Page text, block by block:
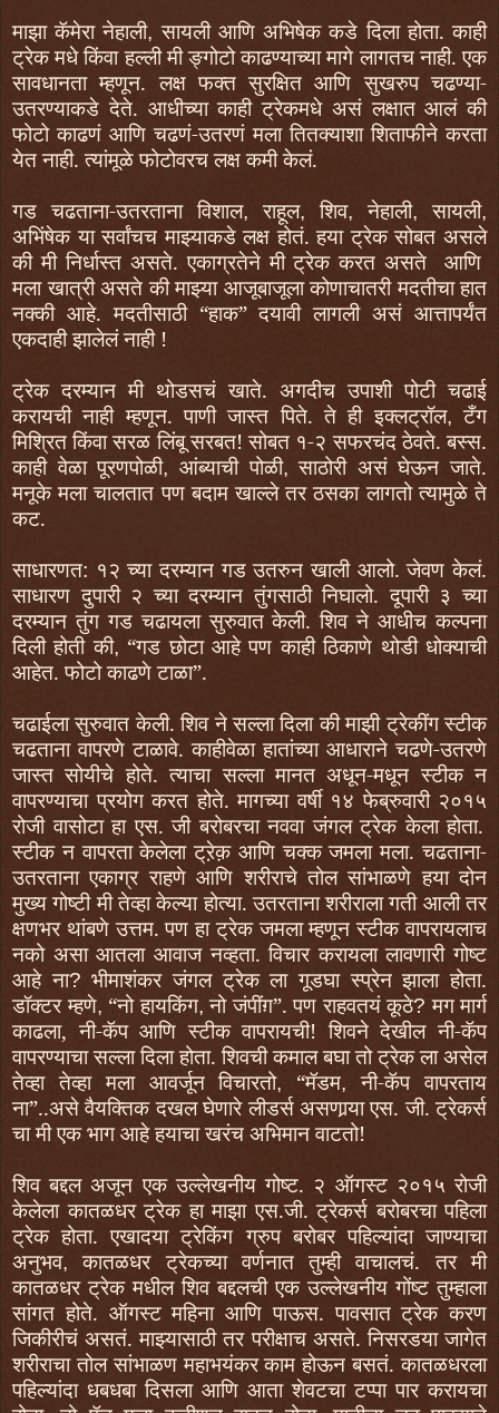
माझा कॅमेरा नेहाली,सायली आणि अभिषेक कडे दिला होता. काही
ट्रेक मधे किंवा हल्ली मी ङ्गोटो काढण्याच्या मागे लागतच नाही. एक
सावधानता म्हणून. लक्षफक्त सुरक्षित आणि सुखरुप चढण्या-
उतरण्याकडे देते. आधीच्या काही ट्रेकमधे असं लक्षात आलं की
फोटो काढणं आणि चढणं-उतरणं मला तितक्याशा शिताफीने करता
येत नाही. त्यांमूळेफोटोवरच लक्ष कमी केलं.
गड चढताना-उतरताना विशाल,राहूल,शिव,नेहाली,सायली,
अभिंषेक यासर्वांचचमाझ्याकडे लक्ष होतं. हया ट्रेक सोबत असले
की मी निर्धास्त असते. एकाग्रतेने मी ट्रेक करत असते आणि
मला खात्री असते की माझ्या आजूबाजूला कोणाचातरी मदतीचा हात
नक्की आहे. मदतीसाठी “हाक”दयावी लागली असं आत्तापर्यंत
एकदाही झालेलं नाही !
ट्रेक दरम्यान मी थोडसचं खाते. अगदीच उपाशी पोटी चढाई
करायची नाही म्हणून. पाणी जास्त पिते. ते ही इक्लट्रॉल,टँग
मिश्रित किंवा सरळ लिंबू सरबत! सोबत १-२ सफरचंद ठेवते. बस्स.
काही वेळा पूरणपोळी, आंब्याची पोळी,साठोरी असं घेऊन जाते.
मनूके मला चालतात पण बदाम खाल्ले तर ठसका लागतो त्यामुळे ते
कट.
साधारणत: १२ च्या दरम्यान गड उतरुन खाली आलो. जेवण केलं.
साधारणदुपारी २ च्या दरम्यान तुंगसाठी निघालो. दूपारी ३ च्या
दरम्यान तुंग गड चढायला सुरुवात केली. शिव ने आधीच कल्पना
दिली होती की, “गड छोटा आहे पण काही ठिकाणे थोडी धोक्याची
आहेत.फोटो काढणे टाळा”.
चढाईला सुरुवात केली. शिव ने सल्ला दिला की माझी ट्रेकींग स्टीक
चढताना वापरणे टाळावे. काहीवेळा हातांच्या आधाराने चढणे-उतरणे
जास्त सोयीचे होते. त्याचा सल्ला मानत अधून-मधून स्टीक न
वापरण्याचा प्रयोग करत होते. मागच्या वर्षी १४ फेब्रुवारी २०१५
रोजी वासोटा हा एस. जी बरोबरचा नववा जंगल ट्रेक केला होता.
स्टीक न वापरता केलेला ट्रे़क़ आणि चक्क जमला मला. चढताना-
उतरताना एकाग्र राहणे आणि शरीराचे तोल सांभाळणे हया दोन
मुख्य गोष्टी मी तेव्हा केल्या होत्या. उतरताना शरीराला गती आली तर
क्षणभर थांबणे उत्तम. पण हा ट्रेक जमला म्हणून स्टीक वापरायलाच
नको असा आतला आवाज नव्हता. विचार करायला लावणारी गोष्ट
आहे ना?भीमाशंकर जंगल ट्रेक ला गूडघा स्प्रेन झाला होता.
डॉक्टर म्हणे, “नो हायकिंग,नो जंपींग़”. पण राहवतयं कूठे?मग मार्ग
काढला,नी-कॅप आणि स्टीक वापरायची! शिवने देखील नी-कॅप
वापरण्याचा सल्ला दिला होता. शिवची कमाल बघा तो ट्रेक ला असेल
तेव्हा तेव्हा मला आवर्जून विचारतो, “मॅडम,नी-कॅप वापरताय
ना”..असे वैयक्तिक दखल घेणारे लीडर्स असणार्‍या एस. जी. ट्रेकर्स
चा मी एक भाग आहे हयाचा खरंच अभिमान वाटतो!
शिव बद्दल अजून एक उल्लेखनीय गोष्ट. २ ऑगस्ट २०१५ रोजी
केलेला कातळधर ट्रेक हा माझा एस.जी. ट्रेकर्स बरोबरचा पहिला
ट्रेक होता. एखादया ट्रेकिंग ग्रुप बरोबर पहिल्यांदा जाण्याचा
अनुभव,कातळधर ट्रेकच्या वर्णनात तुम्ही वाचालचं. तर मी
कातळधर ट्रेक मधील शिव बद्दलची एक उल्लेखनीय गोंष्ट तुम्हाला
सांगत होते. ऑगस्ट महिना आणि पाऊस. पावसात ट्रेक करण
जिकीरीचं असतं. माझ्यासाठी तर परीक्षाच असते. निसरडया जागेत
शरीराचा तोल सांभाळण महाभयंकर काम होऊन बसतं. कातळधरला
पहिल्यांदा धबधबा दिसला आणि आता शेवटचा टप्पा पार करायचा